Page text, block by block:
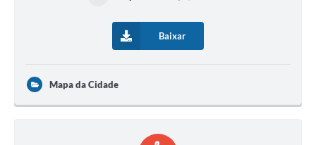
Baixar
Mapa da Cidade